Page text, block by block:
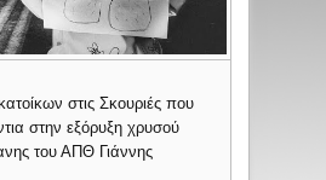
στις Σκουριές που
στην εξόρυξη χρυσού
του ΑΠΘ Γιάννης